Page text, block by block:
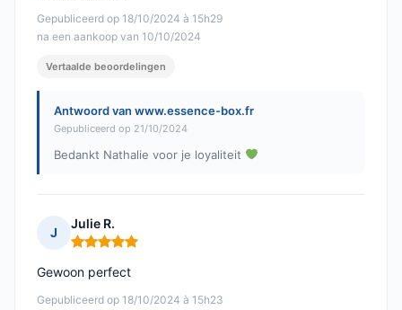
Gepubliceerd op 18/10/2024 à 15h29
na een aankoop van 10/10/2024
Vertaalde beoordelingen
Antwoord van www.essence-box.fr
Gepubliceerd op 21/10/2024
Bedankt Nathalie voor je loyaliteit
J
Julie R.
Opmerking: 5 van 5
Gepubliceerd op 18/10/2024 à 15h23
Gewoon perfect